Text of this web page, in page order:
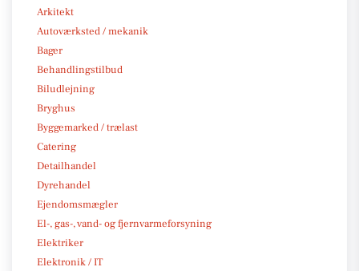
Arkitekt
Autoværksted / mekanik
Bager
Behandlingstilbud
Biludlejning
Bryghus
Byggemarked / trælast
Catering
Detailhandel
Dyrehandel
Ejendomsmægler
El-, gas-, vand- og fjernvarmeforsyning
Elektriker
Elektronik / IT